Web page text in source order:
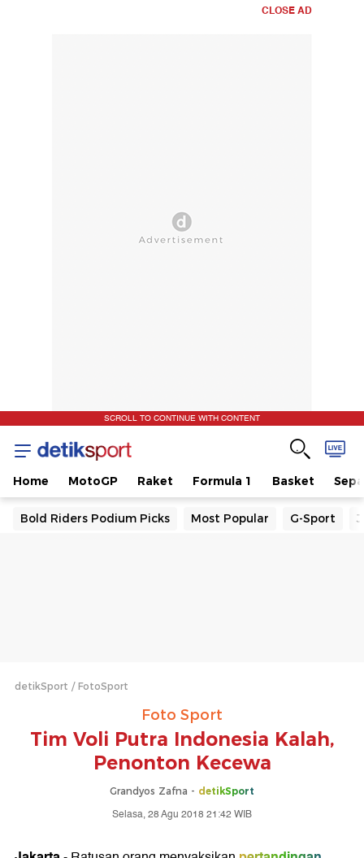
CLOSE AD
SCROLL TO CONTINUE WITH CONTENT
Home MotoGP Raket Formula 1 Basket
Bold Riders Podium Picks Most Popular G-Sport
detikSport FotoSport
Foto Sport
Tim Voli Putra Indonesia Kalah,
Penonton Kecewa
Grandyos Zafna - detikSport
Selasa, 28 Agu 2018 21:42 WIB